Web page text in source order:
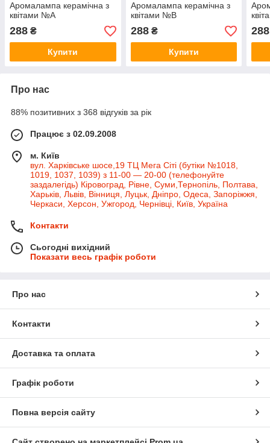
Аромалампа керамічна з
квітами №А
288 ₴
Купити
Аромалампа керамічна з
квітами №В
288₴
Купити
288
Про нас
88% позитивних з 368 відгуків за рік
Працює з 02.09.2008
м. Київ
вул. Харківське шосе,19 ТЦ Мега Сіті (бутіки №1018,
1019, 1037, 1039) з 11-00 — 20-00 (телефонуйте
заздалегідь) Кіровоград, Рівне, Суми,Тернопіль, Полтава,
Харьків, Львів, Вінниця, Луцьк, Дніпро, Одеса, Запоріжжя,
Черкаси, Херсон, Ужгород, Чернівці, Київ, Україна
Контакти
Сьогодні вихідний
Показати весь графік роботи
Про нас
Контакти
Доставка та оплата
Графік роботи
Повна версія сайту